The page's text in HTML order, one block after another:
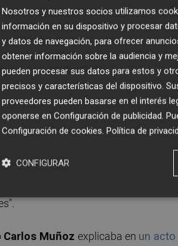
será "un enlace estratégico" que
es el segundo mercado emisor
la compañía en un
y los jueves entre los meses de
éxito"
de la ruta aérea con
años sendas líneas con Madrid y
tras un año y tres meses de
expiraba en mayo, la Comunidad
desde su inicio en diciembre
Carlos Muñoz explicaba en un acto
Nosotros y nuestros socios utilizamos
información en su dispositivo y procesar
y datos de navegación, para ofrecer
obtener información sobre la audiencia y
pueden procesar sus datos para estos y
precisos y características del dispositivo.
proveedores pueden basarse en el interés
oponerse en Configuración de publicidad.
Configuración de cookies. Política de
CONFIGURAR